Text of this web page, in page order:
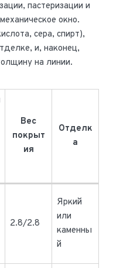
пастеризации и
окно.
сера, спирт),
и, наконец,
на линии.
Вес
покрыт
ия
Отделк
а
2.8/2.8
Яркий
или
каменны
й